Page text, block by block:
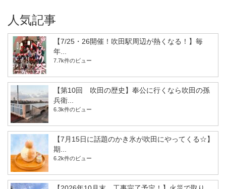
人気記事
【7/25・26開催！吹田駅周辺が熱くなる！】毎
年...
7.7k件のビュー
【第10回 吹田の歴史】奉公に行くなら吹田の孫
兵衛...
6.3k件のビュー
【7月15日に話題のかき氷が吹田にやってくる☆】
期...
6.2k件のビュー